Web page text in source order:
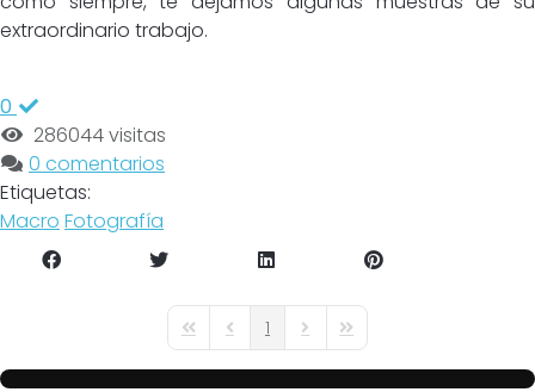
extraordinario trabajo.
0
286044 visitas
0 comentarios
Etiquetas:
Macro Fotografía
First PagePrevious Page
1 Next PageLast Page